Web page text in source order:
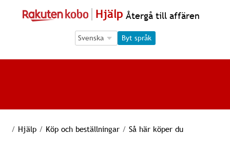
Hjälp Återgå till affären
Language Selection
Language Selection
Byt språk
/ Hjälp / Köp och beställningar / Så här köper du